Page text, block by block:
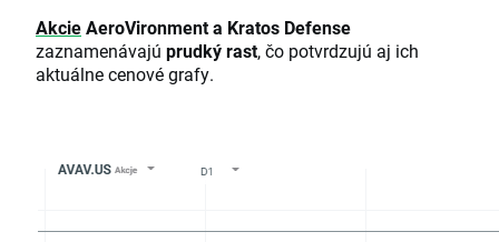
AkcieAeroVironment a Kratos Defense
zaznamenávajú prudký rast, čo potvrdzujú aj ich
aktuálne cenové grafy.